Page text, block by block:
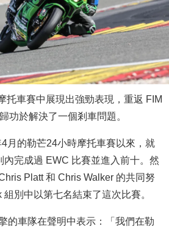
托車賽中展現出強勁表現，重返 FIM
功於解決了一個剎車問題。
月的勒芒24小時摩托車賽以來，就
內完成過 EWC 比賽並進入前十。然
Platt 和 Chris Walker 的共同努
別中以第七名結束了這次比賽。
的車隊在聲明中表示：「我們在勒